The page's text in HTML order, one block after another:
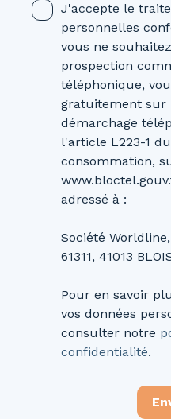
J'accepte le
personnelles
vous ne
prospection
téléphonique,
gratuitement sur
démarchage
l'article L223-1
consommation,
adressé à :
Société
61311, 41013
Pour en savoir
vos données
consulter notre
confidentialité.